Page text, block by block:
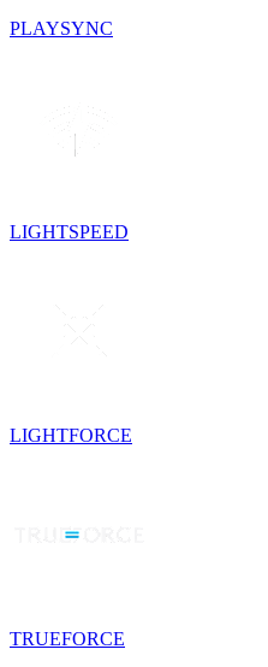
PLAYSYNC
LIGHTSPEED
LIGHTFORCE
TRUEFORCE